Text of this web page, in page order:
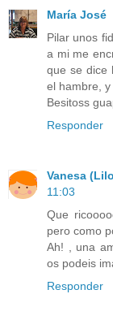
María José
Pilar unos
a mi me
que se dice
el hambre,
Besitoss
Responder
Vanesa
11:03
Que
pero como
Ah! , una
os podeis
Responder